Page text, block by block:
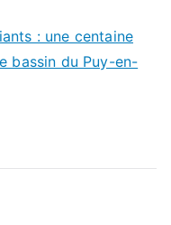
: une centaine
bassin du Puy-en-